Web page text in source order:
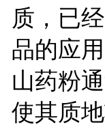
质，已
品的应
山药粉
使其质